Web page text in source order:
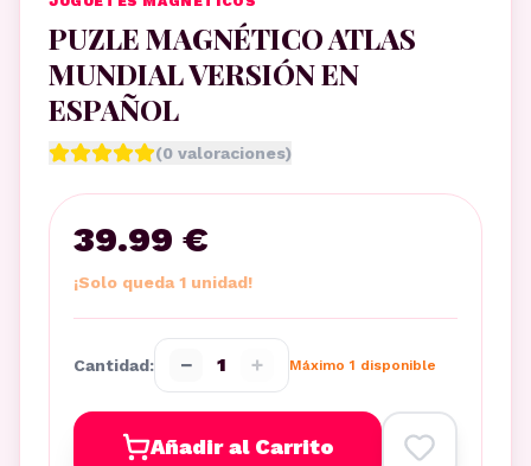
PUZLE MAGNÉTICO ATLAS
MUNDIAL VERSIÓN EN
ESPAÑOL
(0 valoraciones)
39.99 €
¡Solo queda 1 unidad!
Cantidad: − 1 + Máximo 1 disponible
Añadir al Carrito